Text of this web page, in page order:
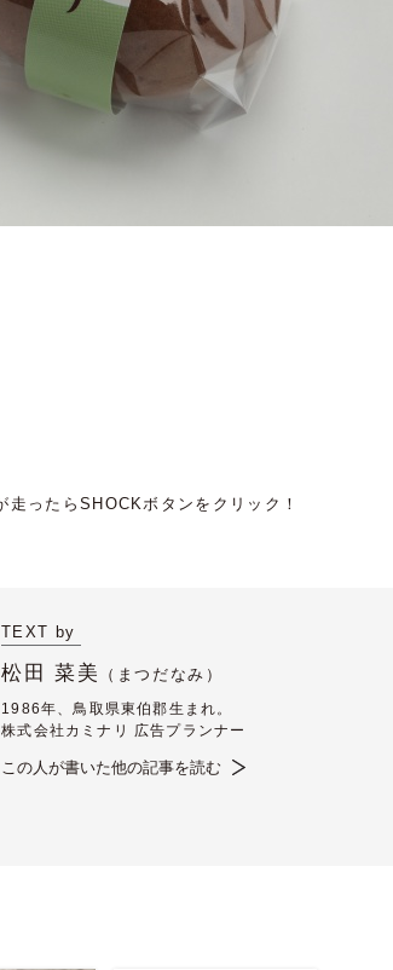
TEXT by
松田 菜美 （ まつだなみ）
1986年、鳥取県東伯郡生まれ。
株式会社カミナリ 広告プランナー
この人が書いた他の記事を読む